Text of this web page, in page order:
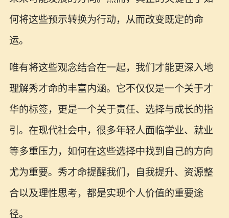
何将这些预示转换为行动，从而改变既定的命
运。
唯有将这些观念结合在一起，我们才能更深入地
理解秀才命的丰富内涵。它不仅仅是一个关于才
华的标签，更是一个关于责任、选择与成长的指
引。在现代社会中，很多年轻人面临学业、就业
等多重压力，如何在这些选择中找到自己的方向
尤为重要。秀才命提醒我们，自我提升、资源整
合以及理性思考，都是实现个人价值的重要途
径。